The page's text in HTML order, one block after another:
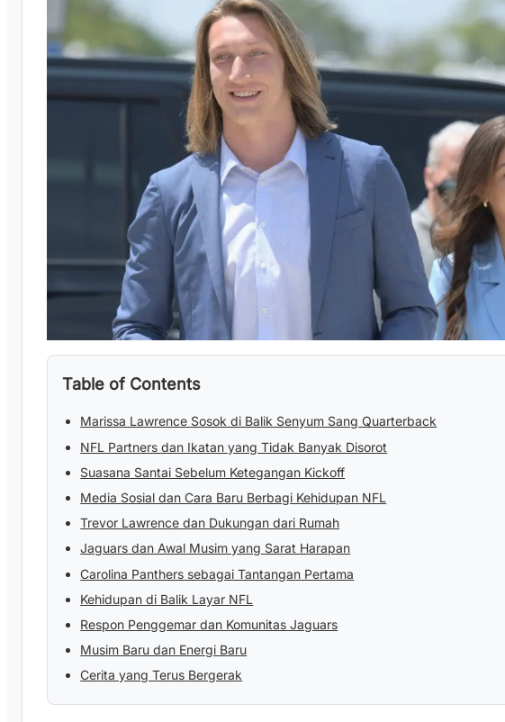
Table of Contents
Marissa Lawrence Sosok di Balik Senyum Sang Quarterback
NFL Partners dan Ikatan yang Tidak Banyak Disorot
Suasana Santai Sebelum Ketegangan Kickoff
Media Sosial dan Cara Baru Berbagi Kehidupan NFL
Trevor Lawrence dan Dukungan dari Rumah
Jaguars dan Awal Musim yang Sarat Harapan
Carolina Panthers sebagai Tantangan Pertama
Kehidupan di Balik Layar NFL
Respon Penggemar dan Komunitas Jaguars
Musim Baru dan Energi Baru
Cerita yang Terus Bergerak